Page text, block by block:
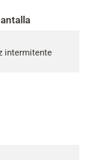
intermitente